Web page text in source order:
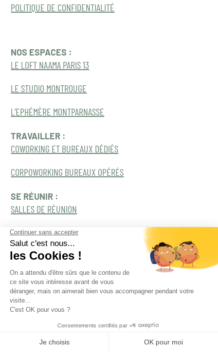
CONTACTEZ-NOUS
C’est ici en cliquant !
POLITIQUE DE CONFIDENTIALITÉ
NOS ESPACES :
LE LOFT NAAMA PARIS 13
LE STUDIO MONTROUGE
L’EPHÉMÈRE MONTPARNASSE
TRAVAILLER :
COWORKING ET BUREAUX DÉDIÉS
CORPOWORKING BUREAUX OPÉRÉS
SE RÉUNIR :
SALLES DE RÉUNION
SÉMINAIRES OUTDOOR
NOS DERNIERS ARTICLES :
DECOUVREZ NOTRE RAPPORT DE MISSIONS
COWORKING, L’ESPACE DE PLUS AU SERVICE DES
ENTREPRISES
TOUS NOS ARTICLES